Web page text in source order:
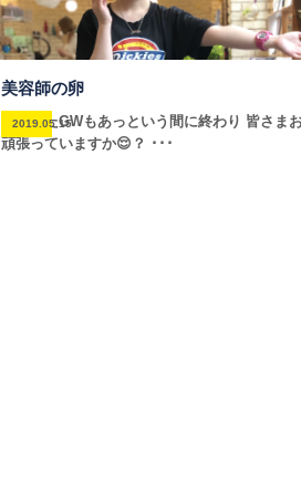
美容師の卵
2019.05.15
長かったGWもあっという間に終わり 皆さま
頑張っていますか😌？ ･･･